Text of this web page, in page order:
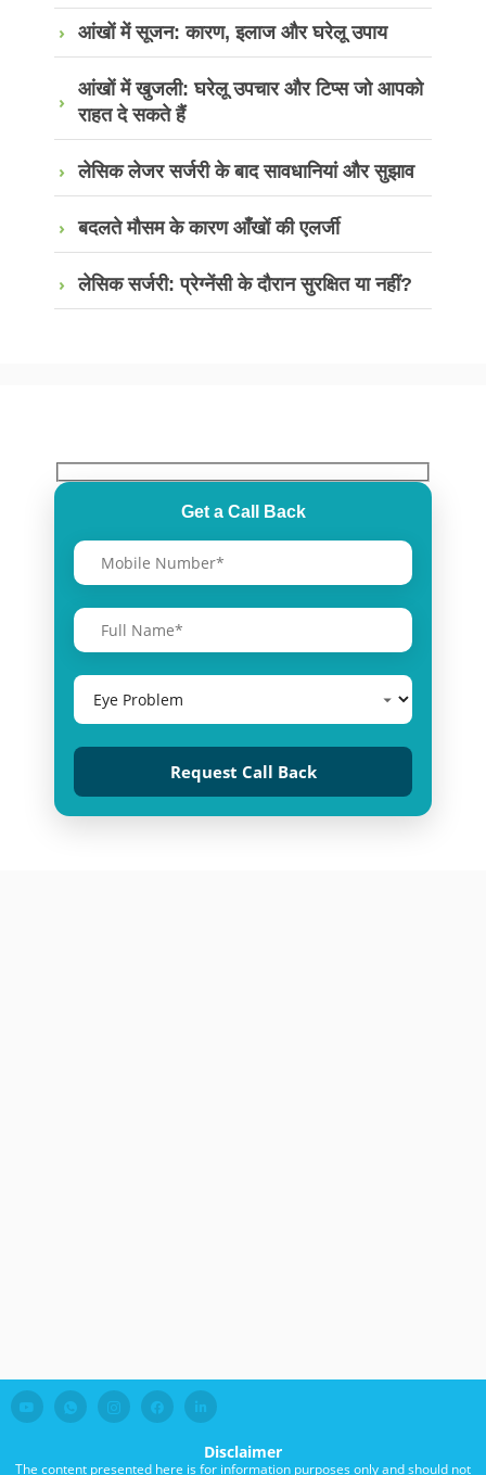
आंखों में सूजन: कारण, इलाज और घरेलू उपाय
आंखों में खुजली: घरेलू उपचार और टिप्स जो आपको
राहत दे सकते हैं
लेसिक लेजर सर्जरी के बाद सावधानियां और सुझाव
बदलते मौसम के कारण आँखों की एलर्जी
लेसिक सर्जरी: प्रेग्नेंसी के दौरान सुरक्षित या नहीं?
Get a Call Back
Disclaimer
The content presented here is for information purposes only and should not